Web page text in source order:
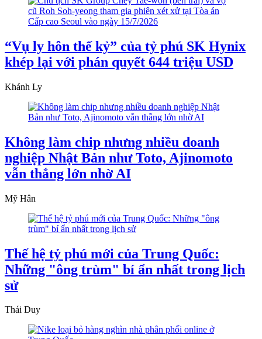
“Vụ ly hôn thế kỷ” của tỷ phú SK Hynix
khép lại với phán quyết 644 triệu USD
Khánh Ly
Không làm chip nhưng nhiều doanh
nghiệp Nhật Bản như Toto, Ajinomoto
vẫn thắng lớn nhờ AI
Mỹ Hân
Thế hệ tỷ phú mới của Trung Quốc:
Những "ông trùm" bí ẩn nhất trong lịch
sử
Thái Duy